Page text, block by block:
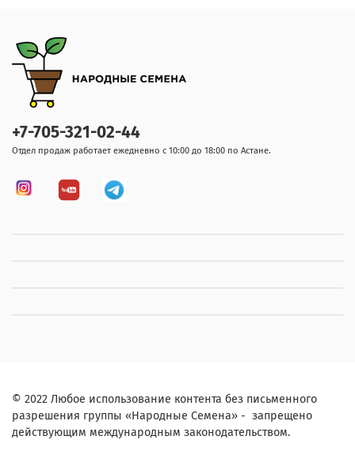
+7-705-321-02-44
Отдел продаж работает ежедневно с 10:00 до 18:00 по Астане.
© 2022 Любое использование контента без письменного
разрешения группы «Народные Семена» - запрещено
действующим международным законодательством.